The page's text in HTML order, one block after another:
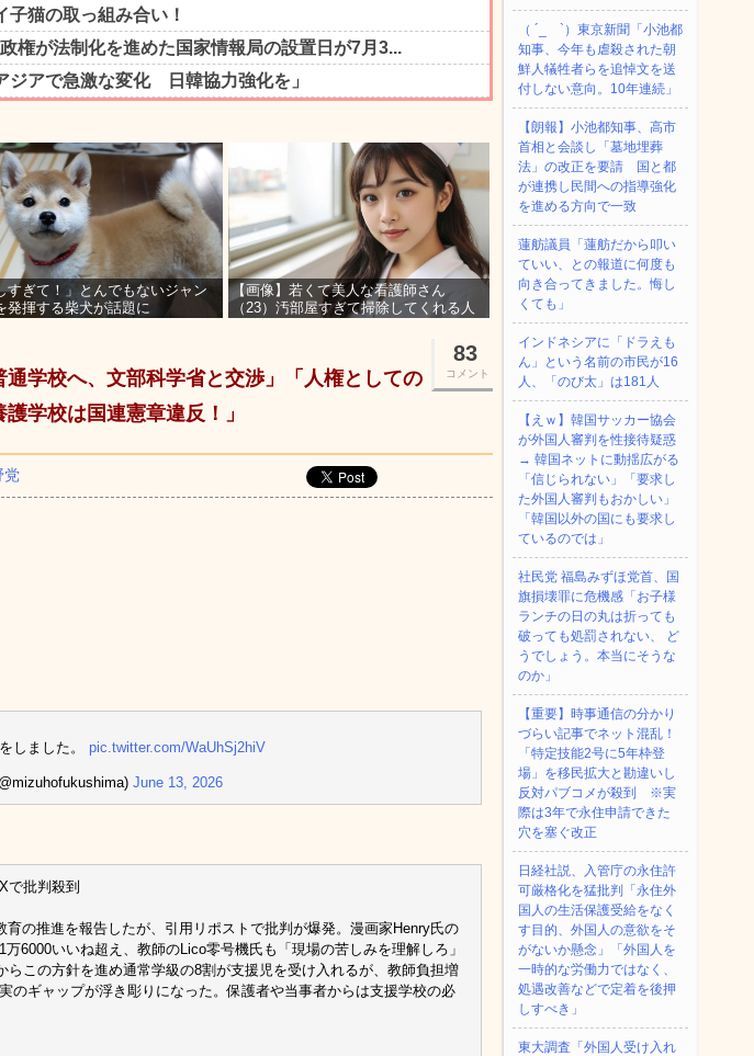
すぎて！」とんでもないジャン
発揮する柴犬が話題に
【画像】若くて美人な看護師さん
（23）汚部屋すぎて掃除してくれる人
83
コメント
通学校へ、文部科学省と交渉」「人権としての
学校は国連憲章違反！」
党
しました。 pic.twitter.com/WaUhSj2hiV
June 13, 2026
で批判殺到
の推進を報告したが、引用リポストで批判が爆発。漫画家Henry氏の
6000いいね超え、教師のLico零号機氏も「現場の苦しみを理解しろ」
らこの方針を進め通常学級の8割が支援児を受け入れるが、教師負担増
のギャップが浮き彫りになった。保護者や当事者からは支援学校の必
（ ´_ゝ`）東京新聞「小池都
知事、今年も虐殺された朝
鮮人犠牲者らを追悼文を送
付しない意向。10年連続」
【朗報】小池都知事、高市
首相と会談し「墓地埋葬
法」の改正を要請 国と都
が連携し民間への指導強化
を進める方向で一致
蓮舫議員「蓮舫だから叩い
ていい、との報道に何度も
向き合ってきました。悔し
くても」
インドネシアに「ドラえも
ん」という名前の市民が16
人、「のび太」は181人
【えｗ】韓国サッカー協会
が外国人審判を性接待疑惑
→ 韓国ネットに動揺広がる
「信じられない」「要求し
た外国人審判もおかしい」
「韓国以外の国にも要求し
ているのでは」
社民党 福島みずほ党首、国
旗損壊罪に危機感「お子様
ランチの日の丸は折っても
破っても処罰されない、 ど
うでしょう。本当にそうな
のか」
【重要】時事通信の分かり
づらい記事でネット混乱！
「特定技能2号に5年枠登
場」を移民拡大と勘違いし
反対パブコメが殺到 ※実
際は3年で永住申請できた
穴を塞ぐ改正
日経社説、入管庁の永住許
可厳格化を猛批判「永住外
国人の生活保護受給をなく
す目的、外国人の意欲をそ
がないか懸念」「外国人を
一時的な労働力ではなく、
処遇改善などで定着を後押
しすべき」
東大調査「外国人受け入れ